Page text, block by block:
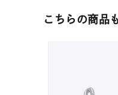
こちらの商品